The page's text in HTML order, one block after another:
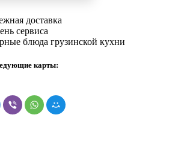
доставка
сервиса
блюда грузинской кухни
карты: